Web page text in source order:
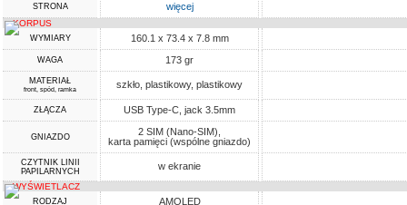
STRONA więcej
KORPUS
WYMIARY 160.1 x 73.4 x 7.8 mm
WAGA 173 gr
MATERIAŁ
front, spód, ramka szkło, plastikowy, plastikowy
ZŁĄCZA USB Type-C, jack 3.5mm
GNIAZDO
2 SIM (Nano-SIM),
karta pamięci (wspólne gniazdo)
CZYTNIK LINII
PAPILARNYCH
w ekranie
WYŚWIETLACZ
RODZAJ AMOLED